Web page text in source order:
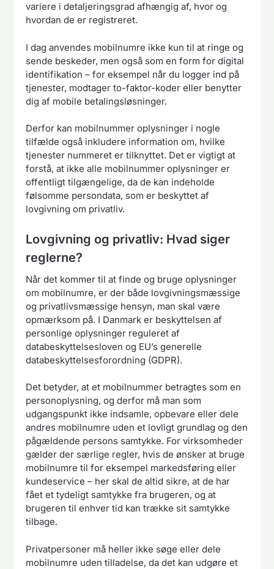
variere i detaljeringsgrad afhængig af, hvor og
hvordan de er registreret.
I dag anvendes mobilnumre ikke kun til at ringe og
sende beskeder, men også som en form for digital
identifikation – for eksempel når du logger ind på
tjenester, modtager to-faktor-koder eller benytter
dig af mobile betalingsløsninger.
Derfor kan mobilnummer oplysninger i nogle
tilfælde også inkludere information om, hvilke
tjenester nummeret er tilknyttet. Det er vigtigt at
forstå, at ikke alle mobilnummer oplysninger er
offentligt tilgængelige, da de kan indeholde
følsomme persondata, som er beskyttet af
lovgivning om privatliv.
Lovgivning og privatliv: Hvad siger
reglerne?
Når det kommer til at finde og bruge oplysninger
om mobilnumre, er der både lovgivningsmæssige
og privatlivsmæssige hensyn, man skal være
opmærksom på. I Danmark er beskyttelsen af
personlige oplysninger reguleret af
databeskyttelsesloven og EU’s generelle
databeskyttelsesforordning (GDPR).
Det betyder, at et mobilnummer betragtes som en
personoplysning, og derfor må man som
udgangspunkt ikke indsamle, opbevare eller dele
andres mobilnumre uden et lovligt grundlag og den
pågældende persons samtykke. For virksomheder
gælder der særlige regler, hvis de ønsker at bruge
mobilnumre til for eksempel markedsføring eller
kundeservice – her skal de altid sikre, at de har
fået et tydeligt samtykke fra brugeren, og at
brugeren til enhver tid kan trække sit samtykke
tilbage.
Privatpersoner må heller ikke søge eller dele
mobilnumre uden tilladelse, da det kan udgøre et